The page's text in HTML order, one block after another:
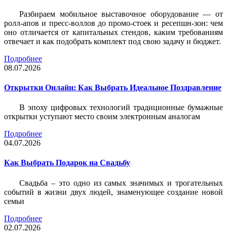
Разбираем мобильное выставочное оборудование — от
ролл-апов и пресс-воллов до промо-стоек и ресепшн-зон: чем
оно отличается от капитальных стендов, каким требованиям
отвечает и как подобрать комплект под свою задачу и бюджет.
Подробнее
08.07.2026
Открытки Онлайн: Как Выбрать Идеальное Поздравление
В эпоху цифровых технологий традиционные бумажные
открытки уступают место своим электронным аналогам
Подробнее
04.07.2026
Как Выбрать Подарок на Свадьбу
Свадьба – это одно из самых значимых и трогательных
событий в жизни двух людей, знаменующее создание новой
семьи
Подробнее
02.07.2026